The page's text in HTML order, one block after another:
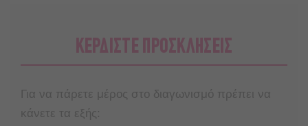
ΚΕΡΔΙΣΤΕ ΠΡΟΣΚΛΗΣΕΙΣ
Για να πάρετε μέρος στο διαγωνισμό πρέπει να
κάνετε τα εξής: